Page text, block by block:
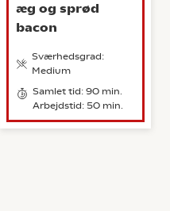
æg og sprød
bacon
Sværhedsgrad:
Medium
Samlet tid: 90 min.
Arbejdstid: 50 min.